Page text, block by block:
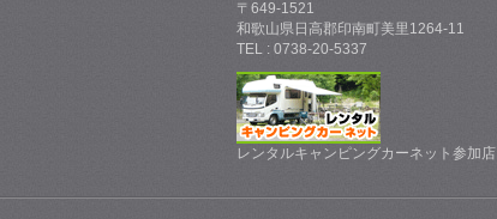
〒649-1521
和歌山県日高郡印南町美里1264-11
TEL : 0738-20-5337
レンタルキャンピングカーネット参加店